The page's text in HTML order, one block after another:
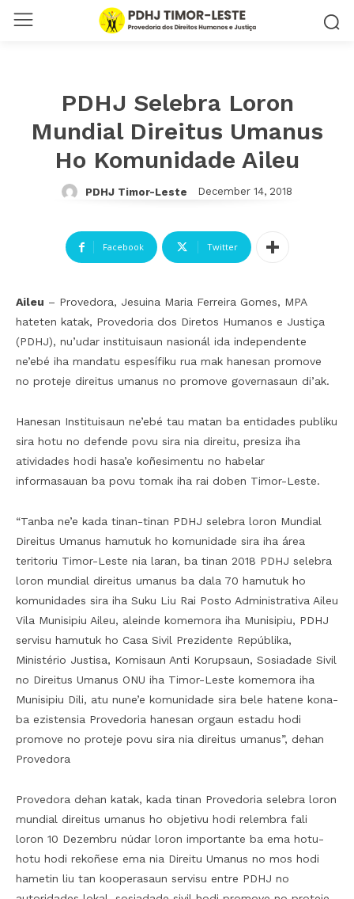
PDHJ Selebra Loron
Mundial Direitus Umanus
Ho Komunidade Aileu
PDHJ Timor-Leste December 14, 2018
Facebook Twitter
Aileu – Provedora, Jesuina Maria Ferreira Gomes, MPA
hateten katak, Provedoria dos Diretos Humanos e Justiça
(PDHJ), nu’udar instituisaun nasionál ida independente
ne’ebé iha mandatu espesífiku rua mak hanesan promove
no proteje direitus umanus no promove governasaun di’ak.
Hanesan Instituisaun ne’ebé tau matan ba entidades publiku
sira hotu no defende povu sira nia direitu, presiza iha
atividades hodi hasa’e koñesimentu no habelar
informasauan ba povu tomak iha rai doben Timor-Leste.
“Tanba ne’e kada tinan-tinan PDHJ selebra loron Mundial
Direitus Umanus hamutuk ho komunidade sira iha área
teritoriu Timor-Leste nia laran, ba tinan 2018 PDHJ selebra
loron mundial direitus umanus ba dala 70 hamutuk ho
komunidades sira iha Suku Liu Rai Posto Administrativa Aileu
Vila Munisipiu Aileu, aleinde komemora iha Munisipiu, PDHJ
servisu hamutuk ho Casa Sivil Prezidente Repúblika,
Ministério Justisa, Komisaun Anti Korupsaun, Sosiadade Sivil
no Direitus Umanus ONU iha Timor-Leste komemora iha
Munisipiu Dili, atu nune’e komunidade sira bele hatene kona-
ba ezistensia Provedoria hanesan orgaun estadu hodi
promove no proteje povu sira nia direitus umanus”, dehan
Provedora
Provedora dehan katak, kada tinan Provedoria selebra loron
mundial direitus umanus ho objetivu hodi relembra fali
loron 10 Dezembru núdar loron importante ba ema hotu-
hotu hodi rekoñese ema nia Direitu Umanus no mos hodi
hametin liu tan kooperasaun servisu entre PDHJ no